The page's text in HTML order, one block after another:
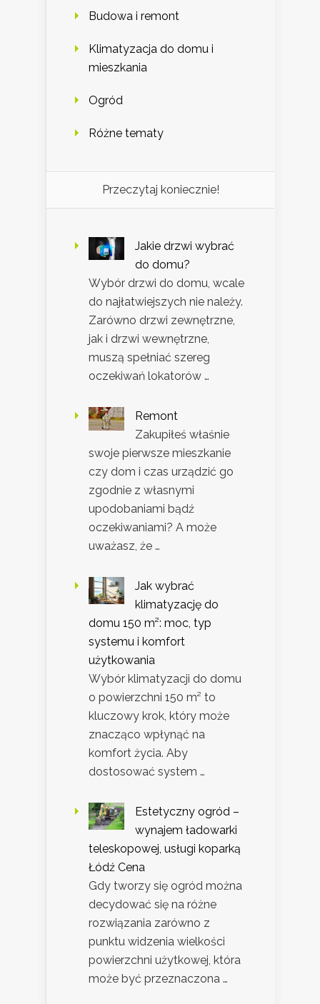
Budowa i remont
Klimatyzacja do domu i
mieszkania
Ogród
Różne tematy
Przeczytaj koniecznie!
Jakie drzwi wybrać
do domu?
Wybór drzwi do domu, wcale
do najłatwiejszych nie należy.
Zarówno drzwi zewnętrzne,
jak i drzwi wewnętrzne,
muszą spełniać szereg
oczekiwań lokatorów …
Remont
Zakupiłeś właśnie
swoje pierwsze mieszkanie
czy dom i czas urządzić go
zgodnie z własnymi
upodobaniami bądź
oczekiwaniami? A może
uważasz, że …
Jak wybrać
klimatyzację do
domu 150 m²: moc, typ
systemu i komfort
użytkowania
Wybór klimatyzacji do domu
o powierzchni 150 m² to
kluczowy krok, który może
znacząco wpłynąć na
komfort życia. Aby
dostosować system …
Estetyczny ogród –
wynajem ładowarki
teleskopowej, usługi koparką
Łódź Cena
Gdy tworzy się ogród można
decydować się na różne
rozwiązania zarówno z
punktu widzenia wielkości
powierzchni użytkowej, która
może być przeznaczona …